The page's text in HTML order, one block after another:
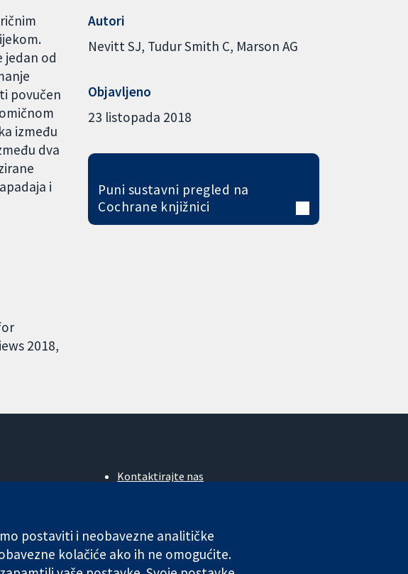
jedan od
povučen
između
dva
i
2018,
Autori
Nevitt SJ Tudur Smith C Marson AG
Objavljeno
23 listopada 2018
Puni sustavni pregled na
Cochrane knjižnici
Kontaktirajte nas
Poslovi
Cochrane Library
postaviti i neobavezne analitičke
kolačiće ako ih ne omogućite.